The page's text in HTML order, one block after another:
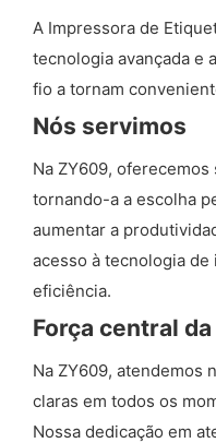
A Impressora de
tecnologia avançada e
fio a tornam
Nós servimos
Na ZY609,
tornando-a a escolha
aumentar a
acesso à tecnologia
eficiência.
Força central
Na ZY609, atendemos
claras em todos os
Nossa dedicação em